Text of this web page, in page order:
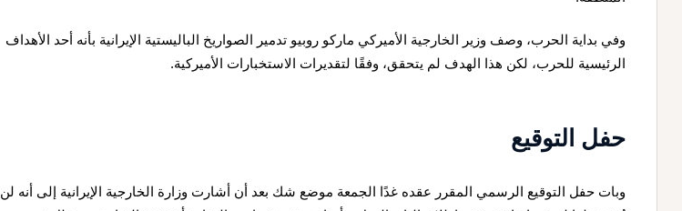
وفي بداية الحرب، وصف وزير الخارجية الأميركي ماركو روبيو تدمير الصواريخ الباليستية الإيرانية بأنه أحد الأهداف
الرئيسية للحرب، لكن هذا الهدف لم يتحقق، وفقًا لتقديرات الاستخبارات الأميركية.
حفل التوقيع
وبات حفل التوقيع الرسمي المقرر عقده غدًا الجمعة موضع شك بعد أن أشارت وزارة الخارجية الإيرانية إلى أنه لن